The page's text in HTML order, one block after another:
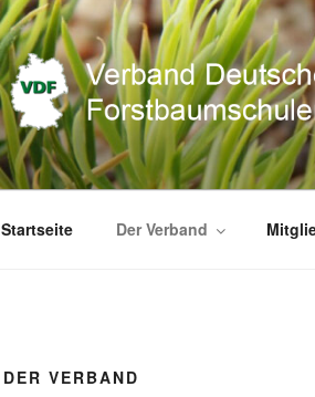
VERBAND
E.V.
Startseite Der Verband
DER VERBAND